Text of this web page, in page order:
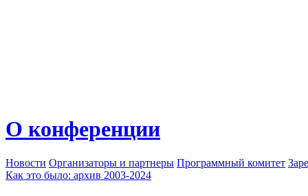
О конференции
Новости Организаторы и партнеры Программный комитет
Как это было: архив 2003-2024